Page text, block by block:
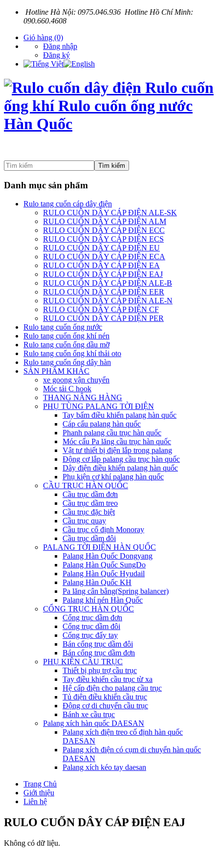
Hotline Hà Nội: 0975.046.936 Hotline Hồ Chí Minh:
090.660.4608
Giỏ hàng (0)
Đăng nhập
Đăng ký
Tìm kiếm
Danh mục sản phẩm
Rulo tang cuốn cáp dây điện
RULO CUÔN DÂY CÁP ĐIỆN ALE-SK
RULO CUỐN DÂY CÁP ĐIỆN ALM
RULO CUỐN DÂY CÁP ĐIỆN ECC
RULO CUỐN DÂY CÁP ĐIỆN ECS
RULO CUỐN DÂY CÁP ĐIỆN EU
RULO CUỐN DÂY CÁP ĐIỆN ECA
RULO CUỐN DÂY CÁP ĐIỆN EA
RULO CUỐN DÂY CÁP ĐIỆN EAJ
RULO CUỐN DÂY CÁP ĐIỆN ALE-B
RULO CUỐN DÂY CÁP ĐIỆN EER
RULO CUỐN DÂY CÁP ĐIỆN ALE-N
RULO CUỐN DÂY CÁP ĐIỆN CF
RULO CUỐN DÂY CÁP ĐIỆN PER
Rulo tang cuốn ống nước
Rulo tang cuốn ống khí nén
Rulo tang cuốn ống dầu mỡ
Rulo tang cuốn ống khí thải oto
Rulo tang cuốn ống dây hàn
SẢN PHẨM KHÁC
xe goong vận chuyển
Móc tải C hook
THANG NÂNG HÀNG
PHỤ TÙNG PALANG TỜI ĐIỆN
Tay bấm điều khiển palang hàn quốc
Cáp cẩu palang hàn quốc
Phanh palang cầu trục hàn quốc
Móc cẩu Pa lăng cầu trục hàn quốc
Vật tư thiết bị điện lắp trong palang
Động cơ lắp palang cầu trục hàn quốc
Dây điện điều khiển palang hàn quốc
Phụ kiện cơ khí palang hàn quốc
CẦU TRỤC HÀN QUỐC
Cầu trục dầm đơn
Cầu trục dầm treo
Cầu trục đặc biệt
Cầu trục quay
Cầu trục cố định Monoray
Cầu trục dầm đôi
PALANG TỜI ĐIỆN HÀN QUỐC
Palang Hàn Quốc Dongyang
Palang Hàn Quốc SungDo
Palang Hàn Quốc Hyudail
Palang Hàn Quốc KH
Pa lăng cân bằng(Spring balancer)
Palang khí nén Hàn Quốc
CỔNG TRỤC HÀN QUỐC
Cổng trục dầm đơn
Cổng trục dầm đôi
Cổng trục đẩy tay
Bán cổng trục dầm đôi
Bán cổng trục dầm đơn
PHỤ KIỆN CẦU TRỤC
Thiết bị phụ trợ cầu trục
Tay điều khiển cầu trục từ xa
Hệ cấp điện cho palang cầu trục
Tủ điện điều khiển cầu trục
Động cơ di chuyển cầu trục
Bánh xe cầu trục
Palang xích hàn quốc DAESAN
Palang xích điện treo cố định hàn quốc
DAESAN
Palang xích điện có cụm di chuyển hàn quốc
DAESAN
Palang xích kéo tay daesan
Trang Chủ
Giới thiệu
Liên hệ
RULO CUỐN DÂY CÁP ĐIỆN EAJ
Không có dữ liệu.